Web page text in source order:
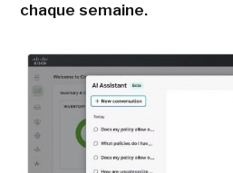
chaque semaine.